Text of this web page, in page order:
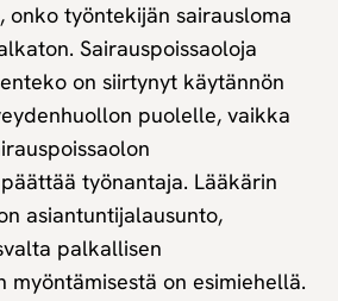
onko työntekijän sairausloma
Sairauspoissaoloja
on siirtynyt käytännön
puolelle, vaikka
työnantaja. Lääkärin
asiantuntijalausunto,
palkallisen
myöntämisestä on esimiehellä.